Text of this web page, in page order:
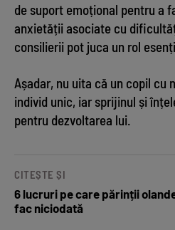
de suport emoțional pentru a
anxietății asociate cu
consilierii pot juca un rol
Așadar, nu uita că un copil cu
individ unic, iar sprijinul și
pentru dezvoltarea lui.
CITEȘTE ȘI
6 lucruri pe care părinții
fac niciodată